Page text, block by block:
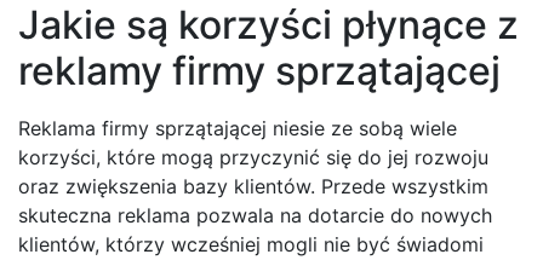
Jakie są korzyści płynące z
reklamy firmy sprzątającej
Reklama firmy sprzątającej niesie ze sobą wiele
korzyści, które mogą przyczynić się do jej rozwoju
oraz zwiększenia bazy klientów. Przede wszystkim
skuteczna reklama pozwala na dotarcie do nowych
klientów, którzy wcześniej mogli nie być świadomi